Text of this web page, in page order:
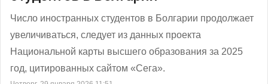
Число иностранных студентов в Болгарии продолжает
увеличиваться, следует из данных проекта
Национальной карты высшего образования за 2025
год, цитированных сайтом «Сега».